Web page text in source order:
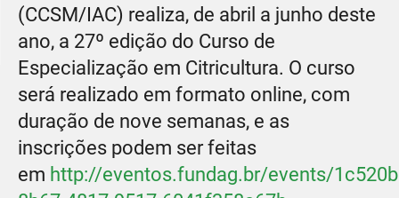
(CCSM/IAC) realiza, de abril a junho deste
ano, a 27º edição do Curso de
Especialização em Citricultura. O curso
será realizado em formato online, com
duração de nove semanas, e as
inscrições podem ser feitas
em http://eventos.fundag.br/events/